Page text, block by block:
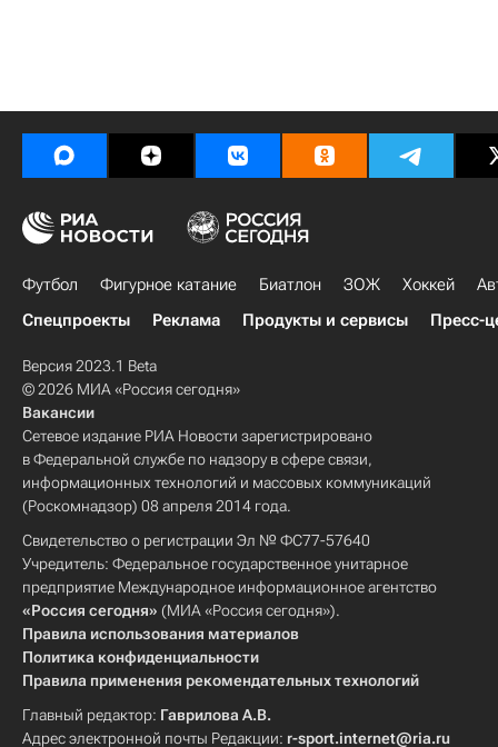
Футбол Фигурное катание Биатлон ЗОЖ Хоккей
Спецпроекты
Реклама Продукты и сервисы Пресс-
Версия 2023.1 Beta
© 2026 МИА «Россия сегодня»
Вакансии
Сетевое издание РИА Новости зарегистрировано
в Федеральной службе по надзору в сфере связи,
информационных технологий и массовых коммуникаций
(Роскомнадзор) 08 апреля 2014 года.
Свидетельство о регистрации Эл № ФС77-57640
Учредитель: Федеральное государственное унитарное
предприятие Международное информационное агентство
«Россия сегодня» (МИА «Россия сегодня»).
Правила использования материалов
Политика конфиденциальности
Правила применения рекомендательных технологий
Главный редактор: Гаврилова А.В.
Адрес электронной почты Редакции: r-sport.internet@ria.ru